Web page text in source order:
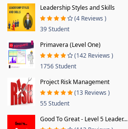
Leadership Styles and Skills
(4 Reviews )
39 Student
Primavera (Level One)
(142 Reviews )
1756 Student
Project Risk Management
(13 Reviews )
55 Student
Good To Great - Level 5 Leader...